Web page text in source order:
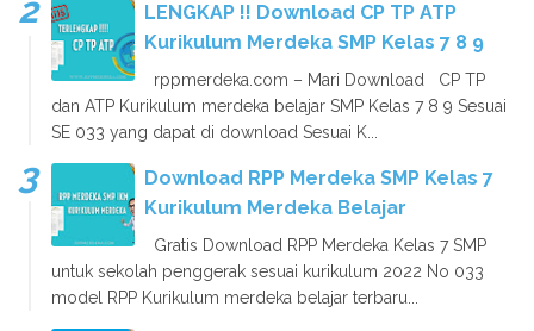
LENGKAP !! Download CP TP ATP
Kurikulum Merdeka SMP Kelas 7 8 9
rppmerdeka.com – Mari Download CP TP
dan ATP Kurikulum merdeka belajar SMP Kelas 7 8 9 Sesuai
SE 033 yang dapat di download Sesuai K...
Download RPP Merdeka SMP Kelas 7
Kurikulum Merdeka Belajar
Gratis Download RPP Merdeka Kelas 7 SMP
untuk sekolah penggerak sesuai kurikulum 2022 No 033
model RPP Kurikulum merdeka belajar terbaru...